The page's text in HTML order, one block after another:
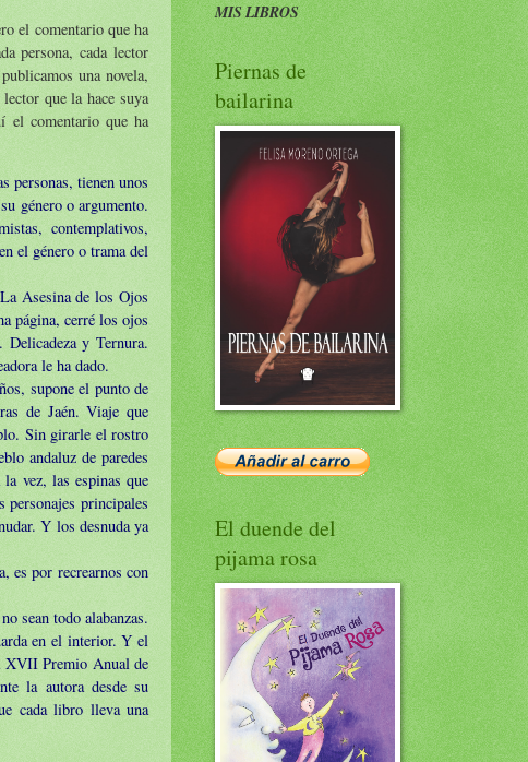
el comentario que ha
persona, cada lector
una novela,
que la hace suya
el comentario que ha
personas, tienen unos
género o argumento.
contemplativos,
el género o trama del
Asesina de los Ojos
página, cerré los ojos
y Ternura.
le ha dado.
supone el punto de
de Jaén. Viaje que
Sin girarle el rostro
andaluz de paredes
vez, las espinas que
principales
Y los desnuda ya
es por recrearnos con
sean todo alabanzas.
en el interior. Y el
XVII Premio Anual de
la autora desde su
cada libro lleva una
MIS LIBROS
Piernas de
bailarina
El duende del
pijama rosa